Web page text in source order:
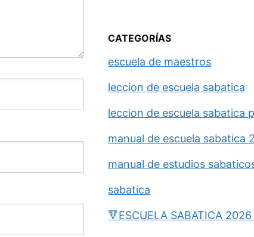
CATEGORÍAS
escuela de maestros
leccion de escuela sabatica
leccion de escuela sabatica
manual de escuela sabatica
manual de estudios
sabatica
🔻ESCUELA SABATICA 2026